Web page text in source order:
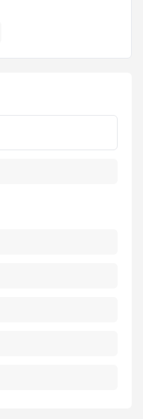
ilişkin
verilerimin belirtilen
ediyorum.